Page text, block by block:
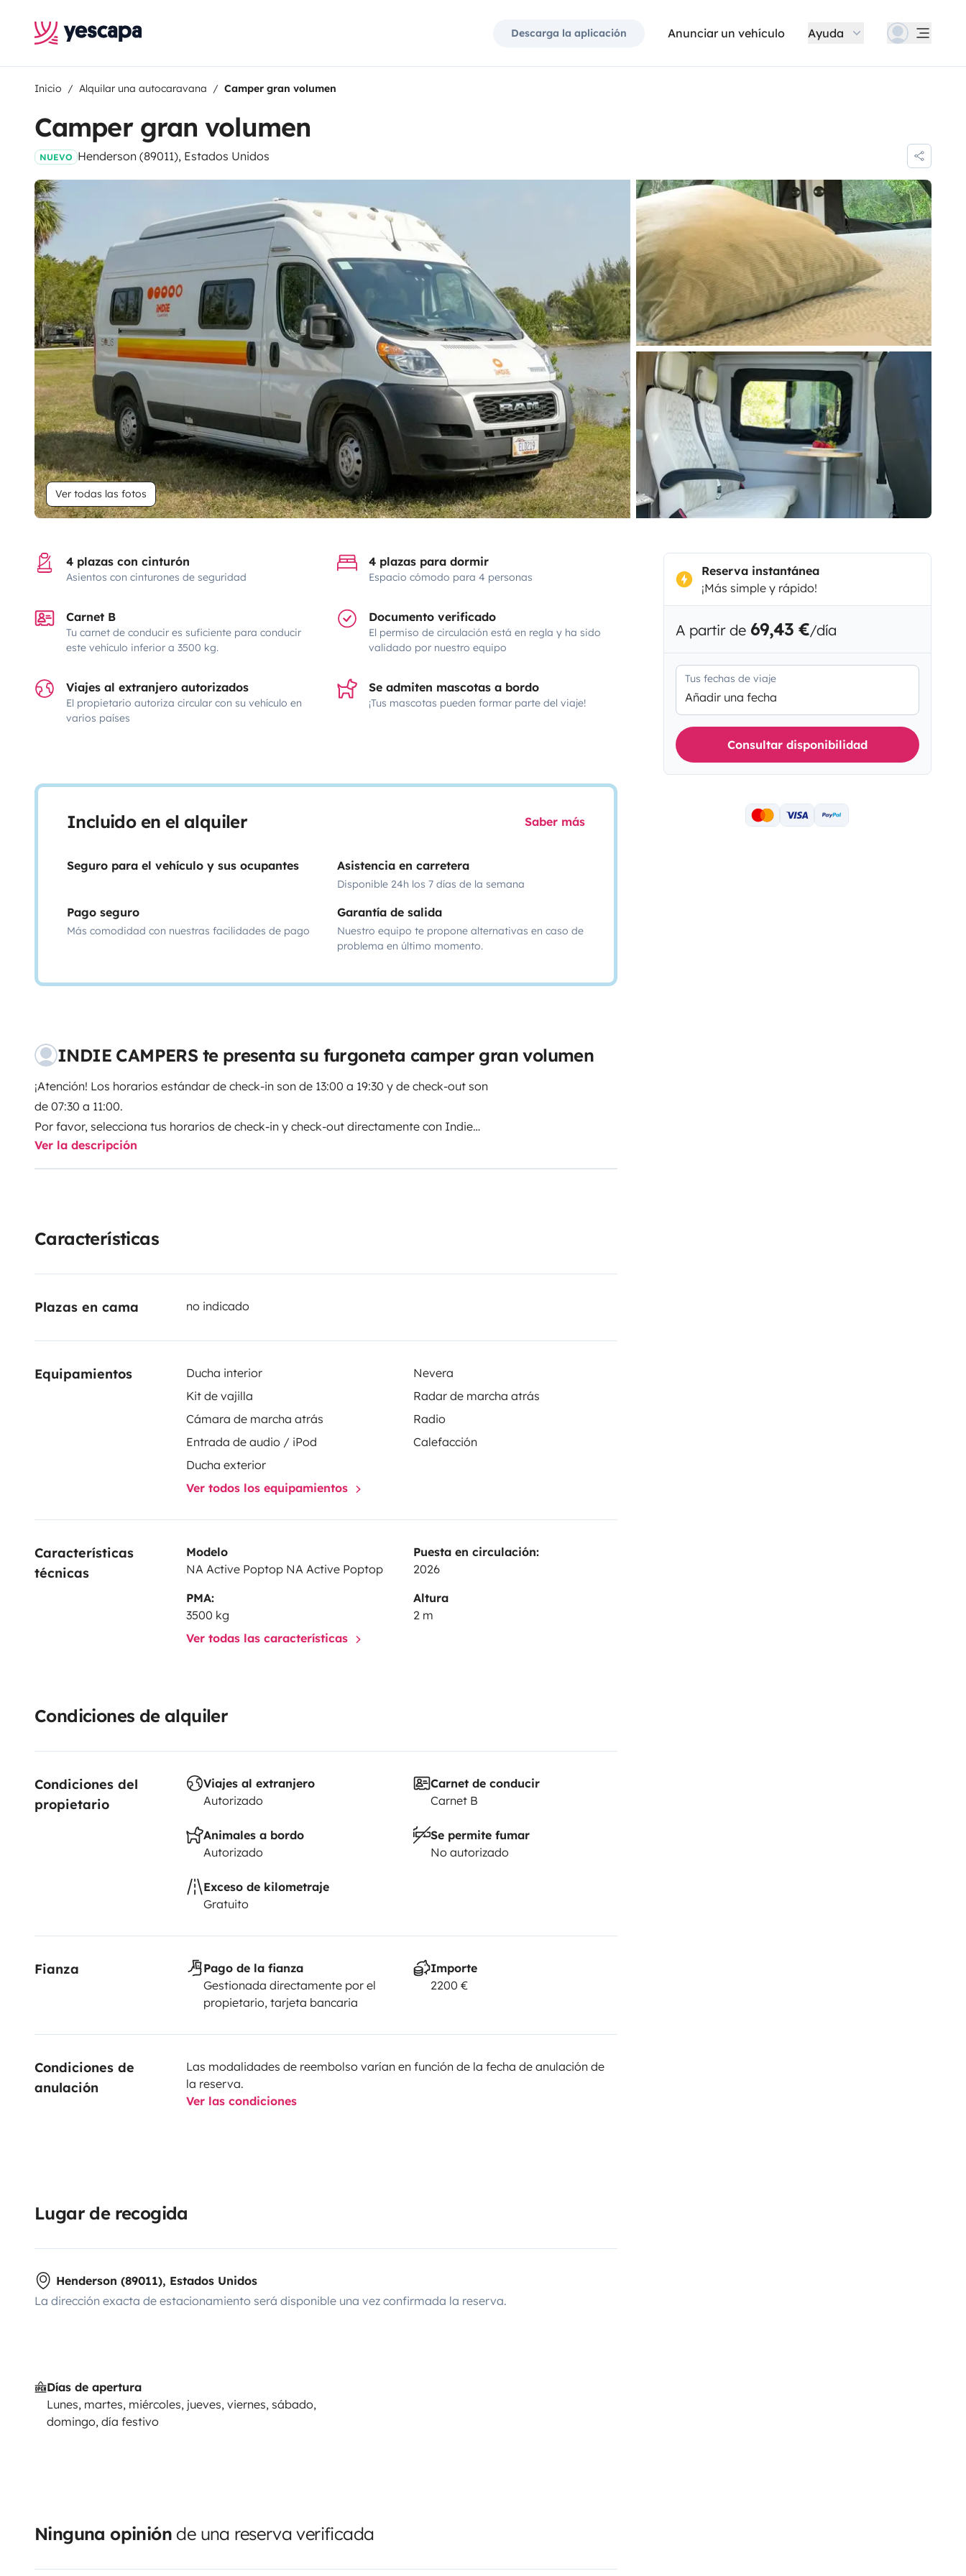
Descarga la aplicación Anunciar un vehículo Ayuda
Inicio Alquilar una autocaravana Camper gran volumen
Camper gran volumen
NUEVO Henderson (89011), Estados Unidos
Ver todas las fotos
4 plazas con cinturón
Asientos con cinturones de seguridad
4 plazas para dormir
Espacio cómodo para 4 personas
Carnet B
Tu carnet de conducir es suficiente para conducir
este vehículo inferior a 3500 kg.
Documento verificado
El permiso de circulación está en regla y ha sido
validado por nuestro equipo
Viajes al extranjero autorizados
El propietario autoriza circular con su vehículo en
varios países
Se admiten mascotas a bordo
¡Tus mascotas pueden formar parte del viaje!
Incluido en el alquiler Saber más
Seguro para el vehículo y sus ocupantes Asistencia en carretera
Disponible 24h los 7 días de la semana
Pago seguro
Más comodidad con nuestras facilidades de pago
Garantía de salida
Nuestro equipo te propone alternativas en caso de
problema en último momento.
INDIE CAMPERS te presenta su furgoneta camper gran volumen
¡Atención! Los horarios estándar de check-in son de 13:00 a 19:30 y de check-out son
de 07:30 a 11:00.
Por favor, selecciona tus horarios de check-in y check-out directamente con Indie
Campers.
adicional. Si estos horarios no se ajustan a tu agenda, te garantizan igualmente una
https://indiecampers.es/terminos-y-condiciones
- Kit de cocina: utensilios, platos, cubiertos, esponja y más
- Plan de protección básico
las multas o gastos legales relacionados con el transporte de animales en el interior
todo riesgo. El seguro de Roadsurfer se aplica con carácter secundario, como
complemento al seguro personal del arrendatario.
Ver la descripción
Características
Plazas en cama no indicado
Equipamientos Ducha interior
Nevera
Kit de vajilla
Radar de marcha atrás
Cámara de marcha atrás
Radio
Entrada de audio / iPod
Calefacción
Ducha exterior
Ver todos los equipamientos
Características
técnicas
Modelo
NA Active Poptop NA Active Poptop
Puesta en circulación:
2026
PMA:
3500 kg
Altura
2 m
Ver todas las características
Condiciones de alquiler
Condiciones del
propietario
Viajes al extranjero
Autorizado
Carnet de conducir
Carnet B
Animales a bordo
Autorizado
Se permite fumar
No autorizado
Exceso de kilometraje
Gratuito
Fianza
Pago de la fianza
Gestionada directamente por el
propietario, tarjeta bancaria
Importe
2200 €
Condiciones de
anulación
Las modalidades de reembolso varían en función de la fecha de anulación de
la reserva.
Ver las condiciones
Lugar de recogida
Henderson (89011), Estados Unidos
La dirección exacta de estacionamiento será disponible una vez confirmada la reserva.
Días de apertura
Lunes, martes, miércoles, jueves, viernes, sábado,
domingo, día festivo
Ninguna opinión de una reserva verificada
Reserva instantánea
¡Más simple y rápido!
A partir de 69,43 €/día
Tus fechas de viaje
Añadir una fecha
Consultar disponibilidad